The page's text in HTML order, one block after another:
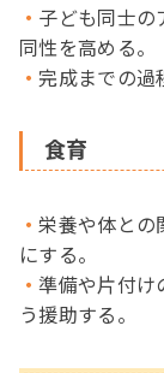
子ども同士の
同性を高める。
完成までの過
食育
栄養や体との
にする。
準備や片付け
う援助する。